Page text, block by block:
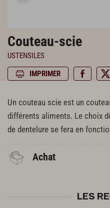
Couteau-scie
USTENSILES
IMPRIMER
Un couteau scie est un
différents aliments. Le choix
de dentelure se fera en
Achat
LES